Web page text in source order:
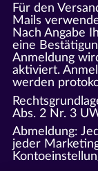
Für den
Mails
Nach Angabe
eine
Anmeldung
aktiviert.
werden
Abs. 2 Nr. 3
Abmeldung:
jeder